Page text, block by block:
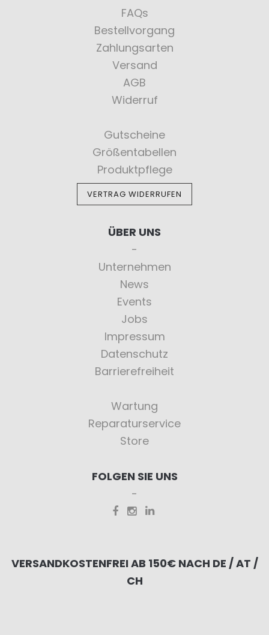
FAQs
Bestellvorgang
Zahlungsarten
Versand
AGB
Widerruf
Gutscheine
Größentabellen
Produktpflege
VERTRAG WIDERRUFEN
ÜBER UNS
Unternehmen
News
Events
Jobs
Impressum
Datenschutz
Barrierefreiheit
Wartung
Reparaturservice
Store
FOLGEN SIE UNS
VERSANDKOSTENFREI AB 150€ NACH DE / AT /
CH